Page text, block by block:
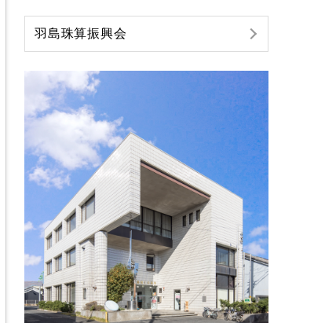
羽島珠算振興会